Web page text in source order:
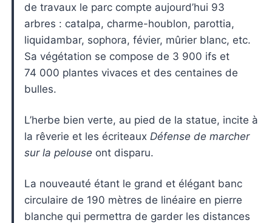
de travaux le parc compte aujourd’hui 93
arbres : catalpa, charme-houblon, parottia,
liquidambar, sophora, févier, mûrier blanc, etc.
Sa végétation se compose de 3 900 ifs et
74 000 plantes vivaces et des centaines de
bulles.
L’herbe bien verte, au pied de la statue, incite à
la rêverie et les écriteaux Défense de marcher
sur la pelouse ont disparu.
La nouveauté étant le grand et élégant banc
circulaire de 190 mètres de linéaire en pierre
blanche qui permettra de garder les distances